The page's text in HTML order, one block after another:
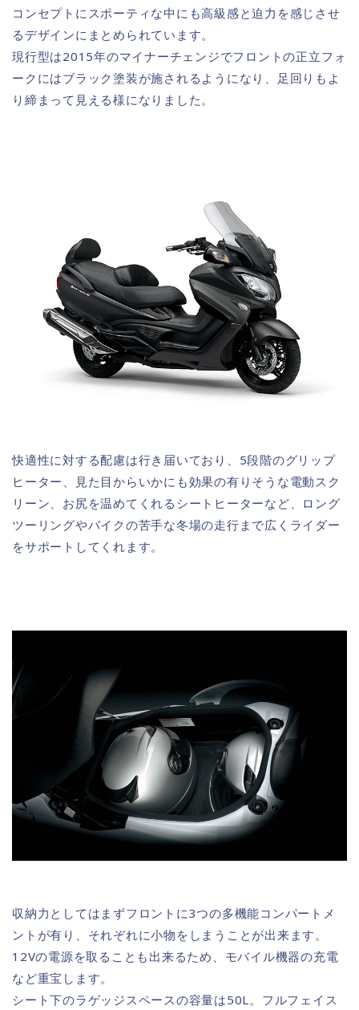
コンセプトにスポーティな中にも高級感と迫力を感じさせ
るデザインにまとめられています。
現行型は2015年のマイナーチェンジでフロントの正立フォ
ークにはブラック塗装が施されるようになり、足回りもよ
り締まって見える様になりました。
快適性に対する配慮は行き届いており、5段階のグリップ
ヒーター、見た目からいかにも効果の有りそうな電動スク
リーン、お尻を温めてくれるシートヒーターなど、ロング
ツーリングやバイクの苦手な冬場の走行まで広くライダー
をサポートしてくれます。
収納力としてはまずフロントに3つの多機能コンパートメ
ントが有り、それぞれに小物をしまうことが出来ます。
12Vの電源を取ることも出来るため、モバイル機器の充電
など重宝します。
シート下のラゲッジスペースの容量は50L。フルフェイス